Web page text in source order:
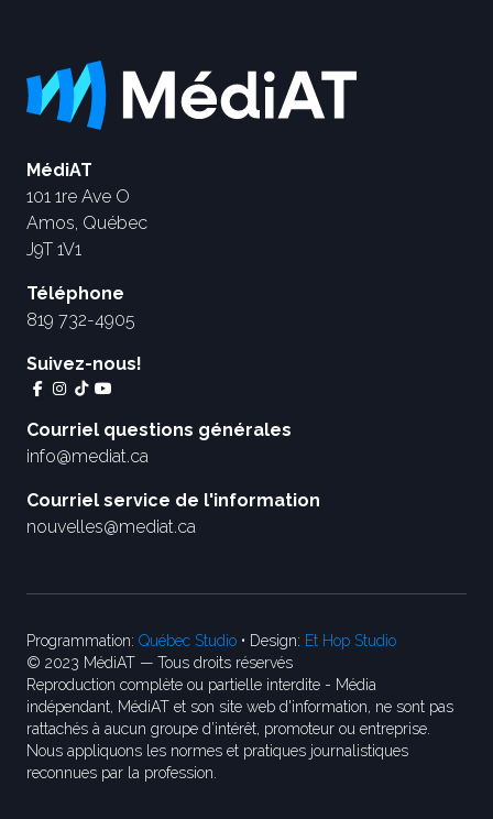
MédiAT
101 1re Ave O
Amos, Québec
J9T 1V1
Téléphone
819 732-4905
Suivez-nous!
Courriel questions générales
info@mediat.ca
Courriel service de l'information
nouvelles@mediat.ca
Programmation: Québec Studio • Design: Et Hop Studio
© 2023 MédiAT — Tous droits réservés
Reproduction complète ou partielle interdite - Média
indépendant, MédiAT et son site web d'information, ne sont pas
rattachés à aucun groupe d’intérêt, promoteur ou entreprise.
Nous appliquons les normes et pratiques journalistiques
reconnues par la profession.